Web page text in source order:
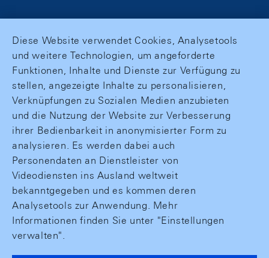
Diese Website verwendet Cookies, Analysetools
und weitere Technologien, um angeforderte
Funktionen, Inhalte und Dienste zur Verfügung zu
stellen, angezeigte Inhalte zu personalisieren,
Verknüpfungen zu Sozialen Medien anzubieten
und die Nutzung der Website zur Verbesserung
ihrer Bedienbarkeit in anonymisierter Form zu
analysieren. Es werden dabei auch
Personendaten an Dienstleister von
Videodiensten ins Ausland weltweit
bekanntgegeben und es kommen deren
Analysetools zur Anwendung. Mehr
Informationen finden Sie unter "Einstellungen
verwalten".